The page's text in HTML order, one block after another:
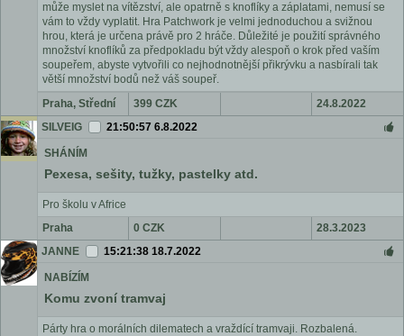
může myslet na vítězství, ale opatrně s knoflíky a záplatami, nemusí se
vám to vždy vyplatit. Hra Patchwork je velmi jednoduchou a svižnou
hrou, která je určena právě pro 2 hráče. Důležité je použití správného
množství knoflíků za předpokladu být vždy alespoň o krok před vaším
soupeřem, abyste vytvořili co nejhodnotnější přikrývku a nasbírali tak
větší množství bodů než váš soupeř.
Praha, Střední
čechy (Říčany)
399 CZK
24.8.2022
SILVEIG
21:50:57 6.8.2022
SHÁNÍM
Pexesa, sešity, tužky, pastelky atd.
Pro školu v Africe
Praha
0 CZK
28.3.2023
JANNE
15:21:38 18.7.2022
NABÍZÍM
Komu zvoní tramvaj
Párty hra o morálních dilematech a vraždící tramvaji. Rozbalená.